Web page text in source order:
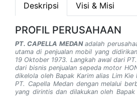
Deskripsi Visi & Misi
PROFIL PERUSAHAAN
PT. CAPELLA MEDANadalah
utama di penjualan mobil yang
19 Oktober 1973. Langkah awal dari
dari bisnis penjualan sepeda motor
dikelola oleh Bapak Karim alias Lim Kie
PT. Capella Medan dengan melalui
yang dirintis dan dilakukan oleh